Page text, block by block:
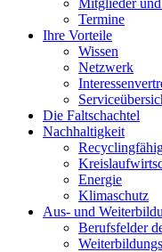
Mitglieder
Termine
Ihre Vorteile
Wissen
Netzwerk
Die Faltschachtel
Nachhaltigkeit
Energie
Klimaschutz
Aus- und
Berufsfelder